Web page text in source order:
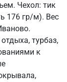
Чехол: тик
176 гр/м). Вес
турбаз,
к